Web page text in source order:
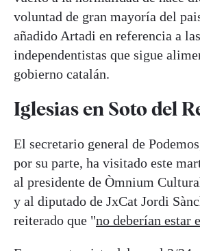
voluntad de gran mayoría del
añadido Artadi en referencia a
independentistas que sigue
gobierno catalán.
Iglesias en Soto del
El secretario general de
por su parte, ha visitado este
al presidente de Òmnium
y al diputado de JxCat Jordi
reiterado que "no deberían estar